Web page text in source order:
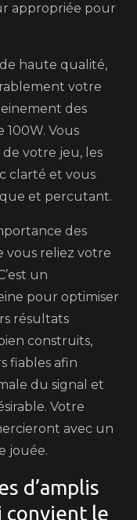
appropriée pour
de haute qualité,
votre
des
Vous
votre jeu, les
clarté et vous
et percutant.
des
vous reliez votre
un
pour optimiser
résultats
construits,
fiables afin
du signal et
Votre
avec un
jouée.
d’amplis
convient le